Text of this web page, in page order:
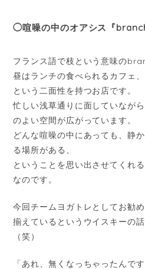
◯喧噪の中のオアシス『
フランス語で枝という意味の
昼はランチの食べられるカフェ
という二面性を持つお店です。
忙しい浅草通りに面していなが
のよい空間が広がっています。
どんな喧噪の中にあっても、静
る場所がある、
ということを思い出させてくれ
なのです。
今回チームヨガトレとしてお勧
揃えているというウイスキーの
（笑）
「あれ、無くなっちゃったんで